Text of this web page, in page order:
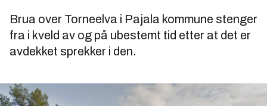
Brua over Torneelva i Pajala kommune stenger
fra i kveld av og på ubestemt tid etter at det er
avdekket sprekker i den.